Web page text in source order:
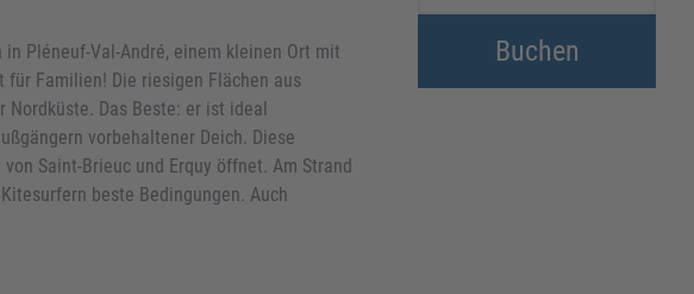
Buchen
Pléneuf-Val-André, einem kleinen Ort mit
Familien! Die riesigen Flächen aus
Nordküste. Das Beste: er ist ideal
vorbehaltener Deich. Diese
Saint-Brieuc und Erquy öffnet. Am Strand
beste Bedingungen. Auch